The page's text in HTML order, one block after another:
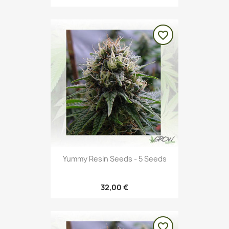
Yummy Resin Seeds - 5 Seeds
32,00 €
favorite_border